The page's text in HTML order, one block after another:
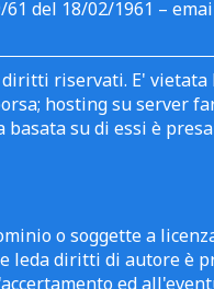
del 18/02/1961 –
diritti riservati. E'
hosting su server
su di essi è
o soggette a
leda diritti di autore è
ed